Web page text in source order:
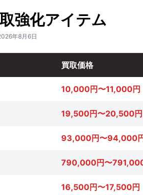
強化アイテム
年8月6日
買取価格
10,000円〜11,000円
19,500円〜20,500円
93,000円〜94,000
790,000円〜
16,500円〜17,500円